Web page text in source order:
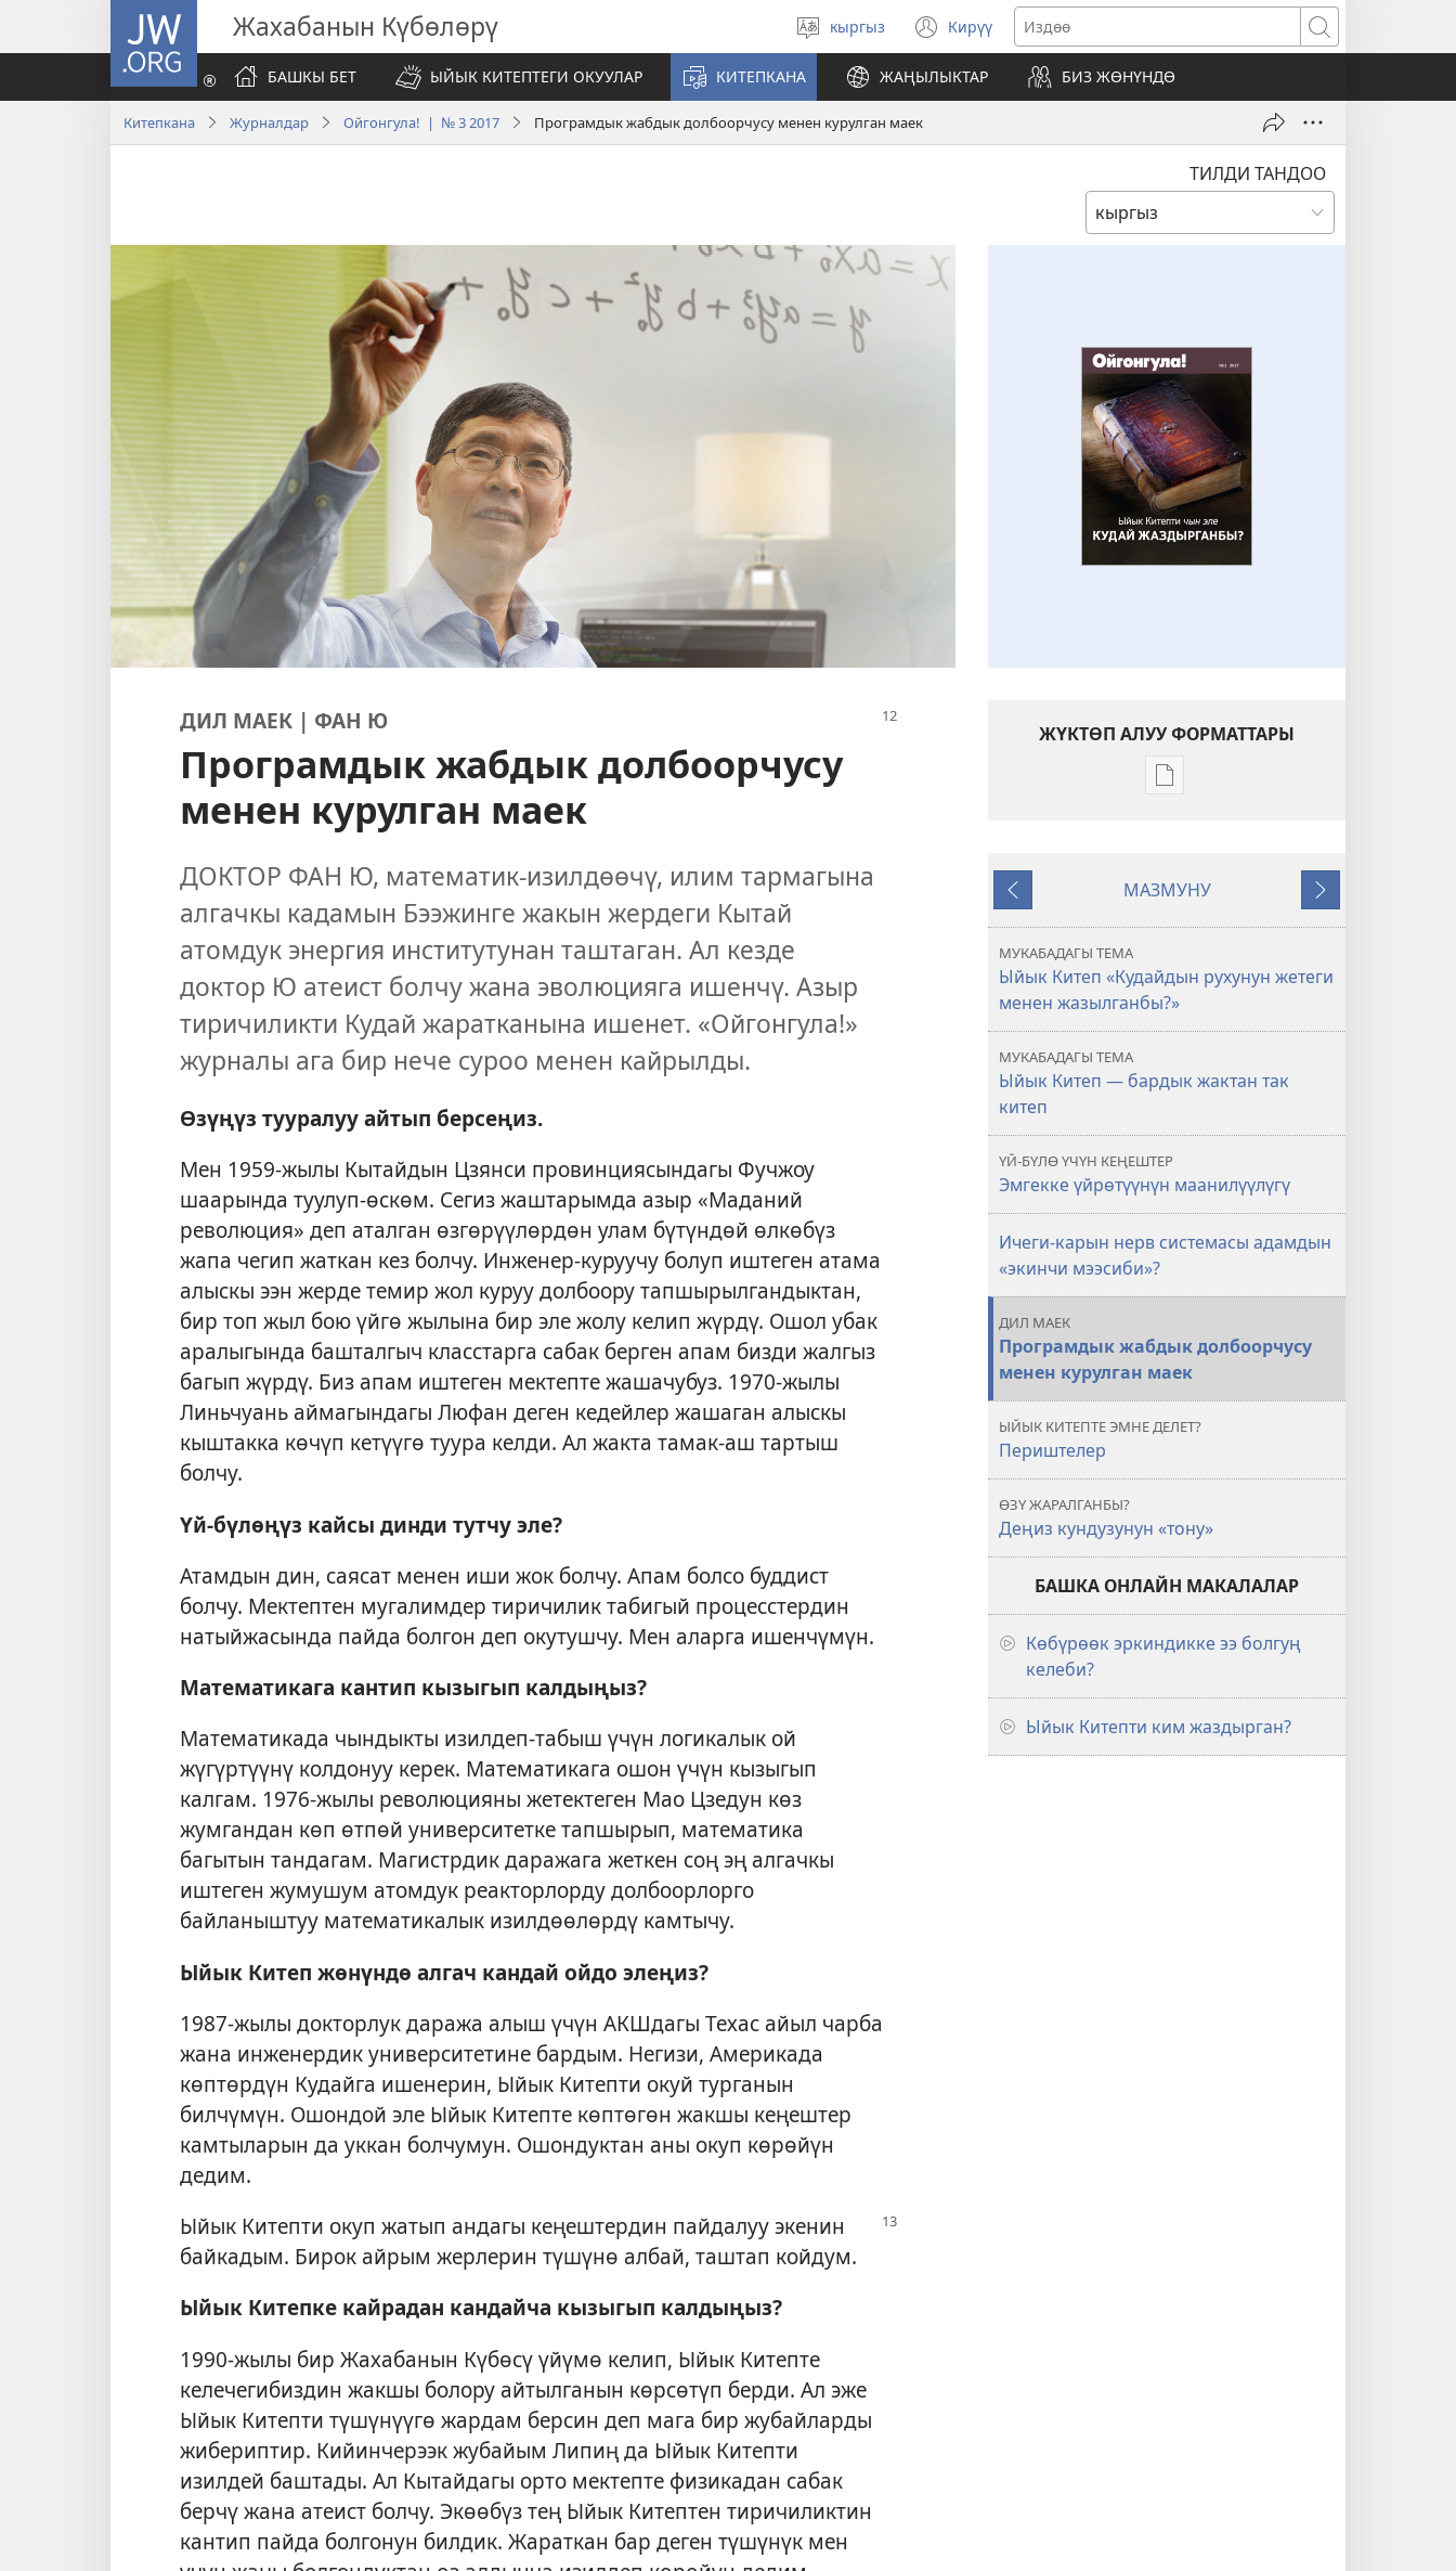
JW.ORG Жахабанын Күбөлөрү
Тилди
тандаңыз
кыргыз Кирүү
(жаңы
терезе
ачат)
Издөө
БАШКЫ БЕТ
ЫЙЫК КИТЕПТЕГИ ОКУУЛАР КИТЕПКАНА ЖАҢЫЛЫКТАР БИЗ ЖӨНҮНДӨ
Китепкана Журналдар Ойгонгула! | № 3 2017 Програмдык жабдык долбоорчусу менен курулган маек
ТИЛДИ ТАНДОО
ДИЛ МАЕК | ФАН Ю
Програмдык жабдык долбоорчусу
менен курулган маек
ДОКТОР ФАН Ю, математик-изилдөөчү, илим тармагына
алгачкы кадамын Бээжинге жакын жердеги Кытай
атомдук энергия институтунан таштаган. Ал кезде
доктор Ю атеист болчу жана эволюцияга ишенчү. Азыр
тиричиликти Кудай жаратканына ишенет. «Ойгонгула!»
журналы ага бир нече суроо менен кайрылды.
Өзүңүз тууралуу айтып берсеңиз.
Мен 1959-жылы Кытайдын Цзянси провинциясындагы Фучжоу
шаарында туулуп-өскөм. Сегиз жаштарымда азыр «Маданий
революция» деп аталган өзгөрүүлөрдөн улам бүтүндөй өлкөбүз
жапа чегип жаткан кез болчу. Инженер-куруучу болуп иштеген атама
алыскы ээн жерде темир жол куруу долбоору тапшырылгандыктан,
бир топ жыл бою үйгө жылына бир эле жолу келип жүрдү. Ошол убак
аралыгында башталгыч класстарга сабак берген апам бизди жалгыз
багып жүрдү. Биз апам иштеген мектепте жашачубуз. 1970-жылы
Линьчуань аймагындагы Люфан деген кедейлер жашаган алыскы
кыштакка көчүп кетүүгө туура келди. Ал жакта тамак-аш тартыш
болчу.
Үй-бүлөңүз кайсы динди тутчу эле?
Атамдын дин, саясат менен иши жок болчу. Апам болсо буддист
болчу. Мектептен мугалимдер тиричилик табигый процесстердин
натыйжасында пайда болгон деп окутушчу. Мен аларга ишенчүмүн.
Математикага кантип кызыгып калдыңыз?
Математикада чындыкты изилдеп-табыш үчүн логикалык ой
жүгүртүүнү колдонуу керек. Математикага ошон үчүн кызыгып
калгам. 1976-жылы революцияны жетектеген Мао Цзедун көз
жумгандан көп өтпөй университетке тапшырып, математика
багытын тандагам. Магистрдик даражага жеткен соң эң алгачкы
иштеген жумушум атомдук реакторлорду долбоорлорго
байланыштуу математикалык изилдөөлөрдү камтычу.
Ыйык Китеп жөнүндө алгач кандай ойдо элеңиз?
1987-жылы докторлук даража алыш үчүн АКШдагы Техас айыл чарба
жана инженердик университетине бардым. Негизи, Америкада
көптөрдүн Кудайга ишенерин, Ыйык Китепти окуй турганын
билчүмүн. Ошондой эле Ыйык Китепте көптөгөн жакшы кеңештер
камтыларын да уккан болчумун. Ошондуктан аны окуп көрөйүн
дедим.
Ыйык Китепти окуп жатып андагы кеңештердин пайдалуу экенин
байкадым. Бирок айрым жерлерин түшүнө албай, таштап койдум.
Ыйык Китепке кайрадан кандайча кызыгып калдыңыз?
1990-жылы бир Жахабанын Күбөсү үйүмө келип, Ыйык Китепте
келечегибиздин жакшы болору айтылганын көрсөтүп берди. Ал эже
Ыйык Китепти түшүнүүгө жардам берсин деп мага бир жубайларды
жибериптир. Кийинчерээк жубайым Липиң да Ыйык Китепти
изилдей баштады. Ал Кытайдагы орто мектепте физикадан сабак
берчү жана атеист болчу. Экөөбүз тең Ыйык Китептен тиричиликтин
кантип пайда болгонун билдик. Жараткан бар деген түшүнүк мен
ЖҮКТӨП АЛУУ ФОРМАТТАРЫ
Адабиятты
ОЙГОНГУЛА!
чын
эле
Мурункусу
МАЗМУНУ
Кийинкиси
МУКАБАДАГЫ ТЕМА
Ыйык Китеп «Кудайдын рухунун жетеги
менен жазылганбы?»
МУКАБАДАГЫ ТЕМА
Ыйык Китеп — бардык жактан так
китеп
ҮЙ-БҮЛӨ ҮЧҮН КЕҢЕШТЕР
Эмгекке үйрөтүүнүн маанилүүлүгү
Ичеги-карын нерв системасы адамдын
«экинчи мээсиби»?
ДИЛ МАЕК
Програмдык жабдык долбоорчусу
менен курулган маек
ЫЙЫК КИТЕПТЕ ЭМНЕ ДЕЛЕТ?
Периштелер
ӨЗҮ ЖАРАЛГАНБЫ?
Деңиз кундузунун «тону»
БАШКА ОНЛАЙН МАКАЛАЛАР
Көбүрөөк эркиндикке ээ болгуң
келеби?
Ыйык Китепти ким жаздырган?